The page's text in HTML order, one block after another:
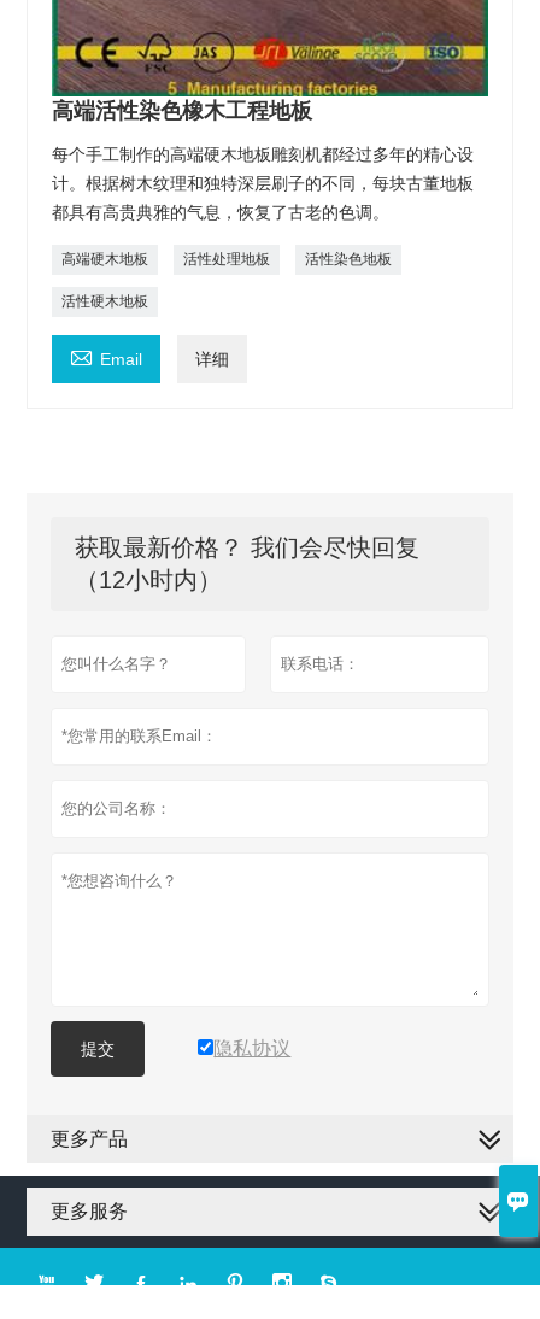

高端活性染色橡木工程地板
每个手工制作的高端硬木地板雕刻机都经过多年的精心设
计。根据树木纹理和独特深层刷子的不同，每块古董地板
都具有高贵典雅的气息，恢复了古老的色调。
高端硬木地板 活性处理地板 活性染色地板
活性硬木地板
 Email 详细
获取最新价格？ 我们会尽快回复
（12小时内）
提交 隐私协议
更多产品
更多服务
      